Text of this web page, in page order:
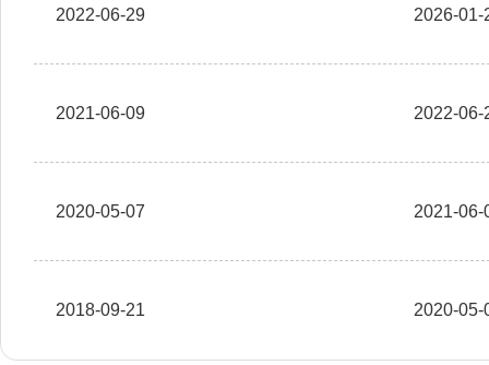
2022-06-29 2026-01-
2021-06-09 2022-06-
2020-05-07 2021-06-
2018-09-21 2020-05-